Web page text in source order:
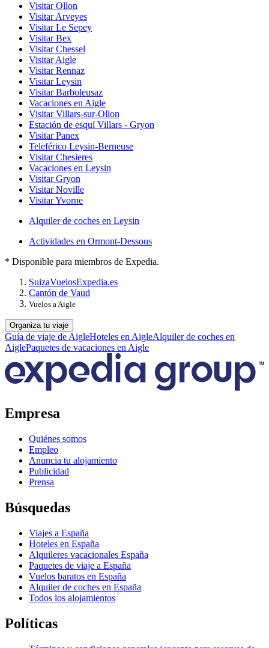
Visitar Ollon
Visitar Arveyes
Visitar Le Sepey
Visitar Bex
Visitar Chessel
Visitar Aigle
Visitar Rennaz
Visitar Leysin
Visitar Barboleusaz
Vacaciones en Aigle
Visitar Villars-sur-Ollon
Estación de esquí Villars - Gryon
Visitar Panex
Teleférico Leysin-Berneuse
Visitar Chesieres
Vacaciones en Leysin
Visitar Gryon
Visitar Noville
Visitar Yvorne
Alquiler de coches en Leysin
Actividades en Ormont-Dessous
* Disponible para miembros de Expedia.
SuizaVuelosExpedia.es
Cantón de Vaud
Vuelos a Aigle
Organiza tu viaje
Guía de viaje de AigleHoteles en AigleAlquiler de coches en
AiglePaquetes de vacaciones en Aigle
Empresa
Quiénes somos
Empleo
Anuncia tu alojamiento
Publicidad
Prensa
Búsquedas
Viajes a España
Hoteles en España
Alquileres vacacionales España
Paquetes de viaje a España
Vuelos baratos en España
Alquiler de coches en España
Todos los alojamientos
Políticas